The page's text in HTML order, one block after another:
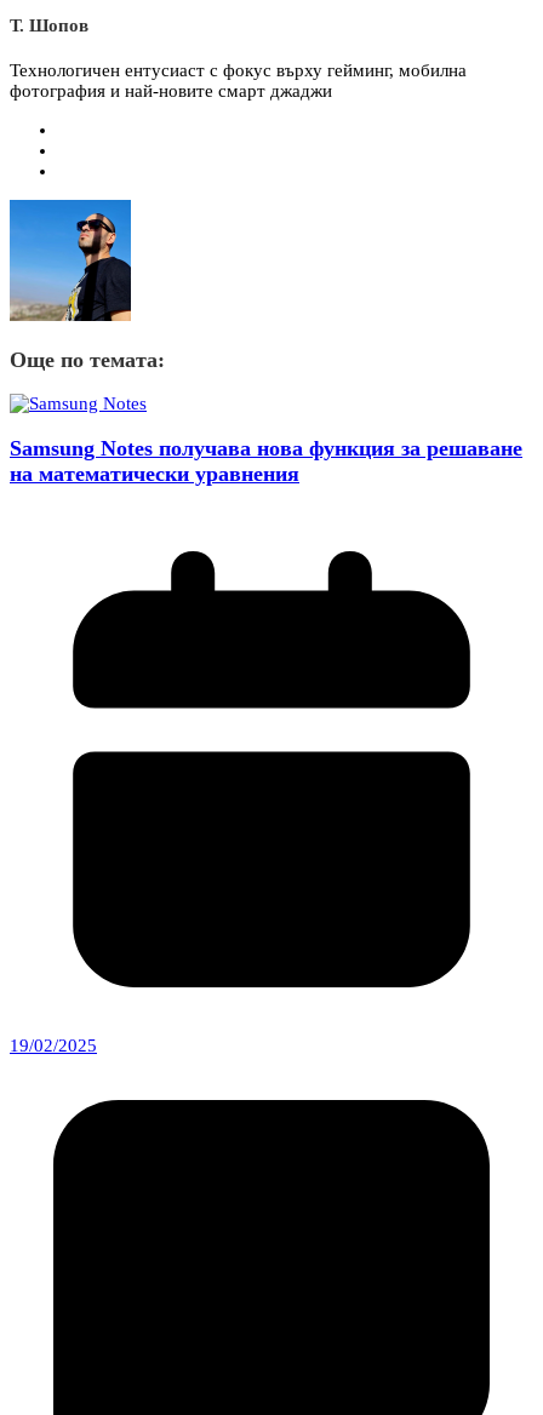
Т. Шопов
Технологичен ентусиаст с фокус върху гейминг, мобилна
фотография и най-новите смарт джаджи
Още по темата:
Samsung Notes получава нова функция за решаване
на математически уравнения
19/02/2025